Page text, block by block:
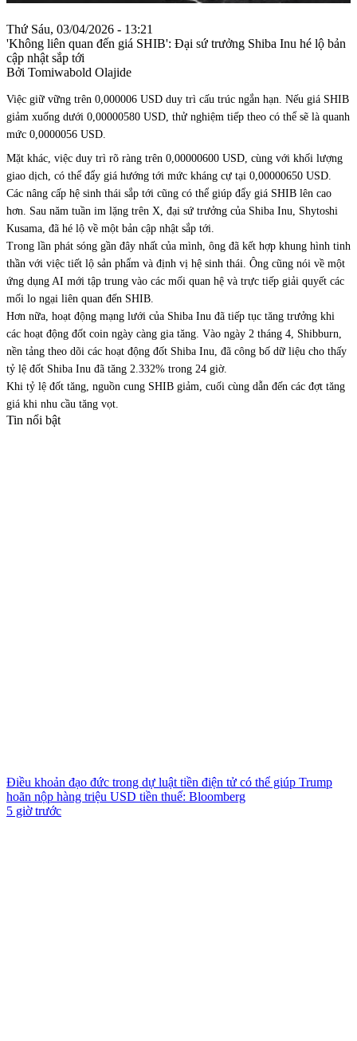
Thứ Sáu, 03/04/2026 - 13:21
'Không liên quan đến giá SHIB': Đại sứ trưởng Shiba Inu hé lộ bản
cập nhật sắp tới
Bởi Tomiwabold Olajide
Việc giữ vững trên 0,000006 USD duy trì cấu trúc ngắn hạn. Nếu giá SHIB
giảm xuống dưới 0,00000580 USD, thử nghiệm tiếp theo có thể sẽ là quanh
mức 0,0000056 USD.
Mặt khác, việc duy trì rõ ràng trên 0,00000600 USD, cùng với khối lượng
giao dịch, có thể đẩy giá hướng tới mức kháng cự tại 0,00000650 USD.
Các nâng cấp hệ sinh thái sắp tới cũng có thể giúp đẩy giá SHIB lên cao
hơn. Sau năm tuần im lặng trên X, đại sứ trưởng của Shiba Inu, Shytoshi
Kusama, đã hé lộ về một bản cập nhật sắp tới.
Trong lần phát sóng gần đây nhất của mình, ông đã kết hợp khung hình tinh
thần với việc tiết lộ sản phẩm và định vị hệ sinh thái. Ông cũng nói về một
ứng dụng AI mới tập trung vào các mối quan hệ và trực tiếp giải quyết các
mối lo ngại liên quan đến SHIB.
Hơn nữa, hoạt động mạng lưới của Shiba Inu đã tiếp tục tăng trưởng khi
các hoạt động đốt coin ngày càng gia tăng. Vào ngày 2 tháng 4, Shibburn,
nền tảng theo dõi các hoạt động đốt Shiba Inu, đã công bố dữ liệu cho thấy
tỷ lệ đốt Shiba Inu đã tăng 2.332% trong 24 giờ.
Khi tỷ lệ đốt tăng, nguồn cung SHIB giảm, cuối cùng dẫn đến các đợt tăng
giá khi nhu cầu tăng vọt.
Tin nổi bật
Điều khoản đạo đức trong dự luật tiền điện tử có thể giúp Trump
hoãn nộp hàng triệu USD tiền thuế: Bloomberg
5 giờ trước